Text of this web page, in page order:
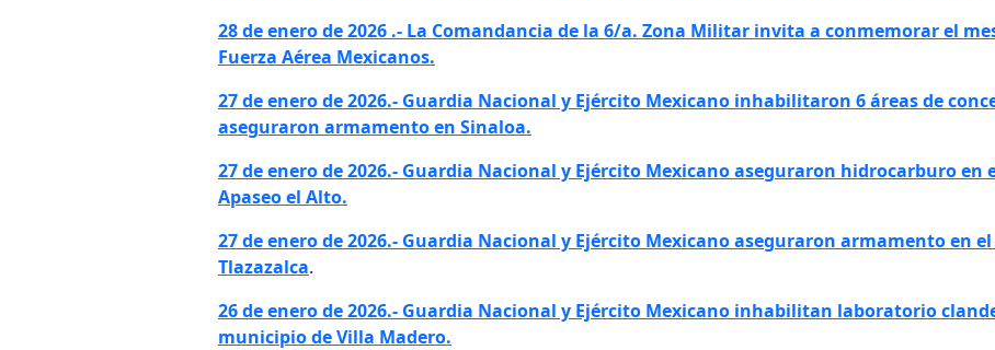
28 de enero de 2026 .- La Comandancia de la 6/a. Zona Militar invita a conmemorar el
Fuerza Aérea Mexicanos.
27 de enero de 2026.- Guardia Nacional y Ejército Mexicano inhabilitaron 6 áreas de
aseguraron armamento en Sinaloa.
27 de enero de 2026.- Guardia Nacional y Ejército Mexicano aseguraron hidrocarburo en
Apaseo el Alto.
27 de enero de 2026.- Guardia Nacional y Ejército Mexicano aseguraron armamento en
Tlazazalca.
26 de enero de 2026.- Guardia Nacional y Ejército Mexicano inhabilitan laboratorio
municipio de Villa Madero.